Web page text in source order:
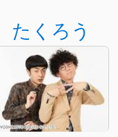
たくろう